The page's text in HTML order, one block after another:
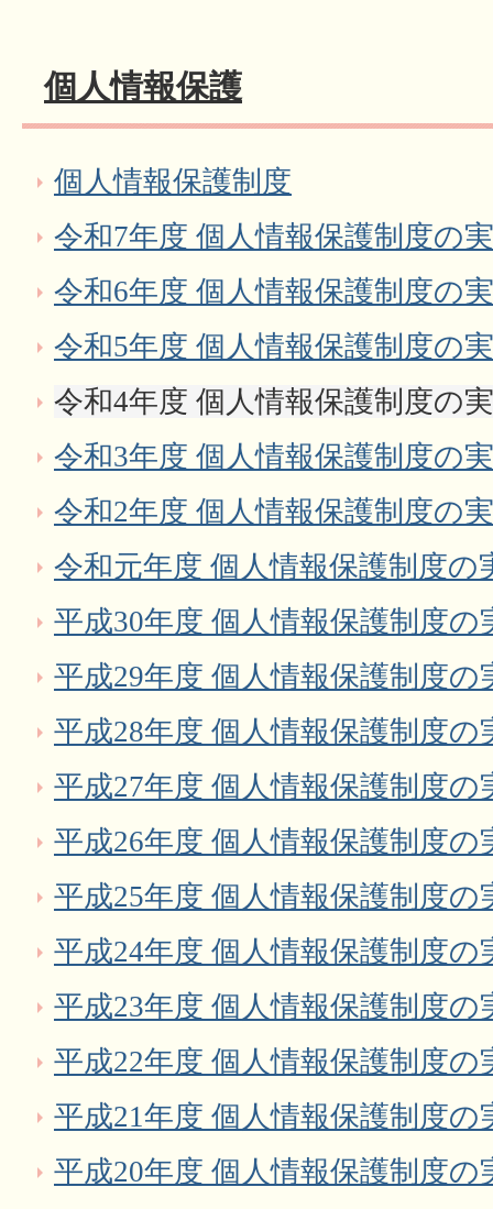
個人情報保護
個人情報保護制度
令和7年度 個人情報保護制度の
令和6年度 個人情報保護制度の
令和5年度 個人情報保護制度の
令和4年度 個人情報保護制度の
令和3年度 個人情報保護制度の
令和2年度 個人情報保護制度の
令和元年度 個人情報保護制度の
平成30年度 個人情報保護制度の
平成29年度 個人情報保護制度の
平成28年度 個人情報保護制度の
平成27年度 個人情報保護制度の
平成26年度 個人情報保護制度の
平成25年度 個人情報保護制度の
平成24年度 個人情報保護制度の
平成23年度 個人情報保護制度の
平成22年度 個人情報保護制度の
平成21年度 個人情報保護制度の
平成20年度 個人情報保護制度の